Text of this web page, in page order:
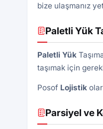
bize ulaşmanız
Paletli Yük
Paletli Yük
taşımak için
Posof Lojistik
Parsiyel ve